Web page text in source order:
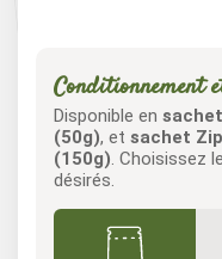
Conditionnement
Disponible en
(50g), et sachet
(150g). Choisissez
désirés.